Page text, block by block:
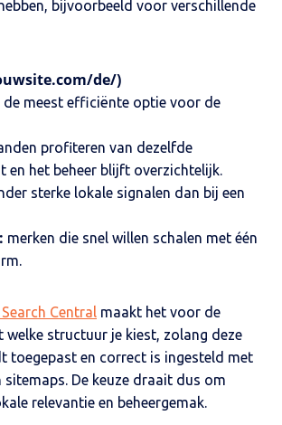
bijvoorbeeld voor verschillende
de/)
de meest efficiënte optie voor de
profiteren van dezelfde
en het beheer blijft overzichtelijk.
sterke lokale signalen dan bij een
merken die snel willen schalen met één
Central maakt het voor de
welke structuur je kiest, zolang deze
toegepast en correct is ingesteld met
sitemaps. De keuze draait dus om
relevantie en beheergemak.